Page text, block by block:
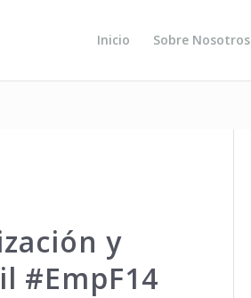
Inicio Sobre Nosotros
y
#EmpF14